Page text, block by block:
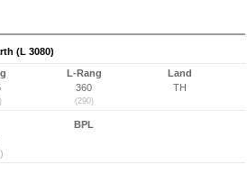
(L 3080)
L-Rang
360
(290)
Land
TH
BPL